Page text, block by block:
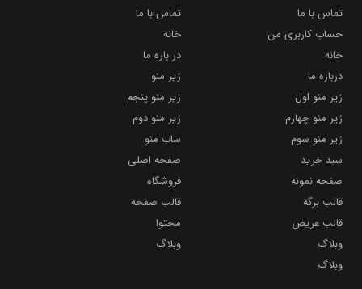
تماس با ما
تماس با ما
حساب کاربری من
خانه
خانه
در باره ما
درباره ما
زیر منو
زیر منو اول
زیر منو پنجم
زیر منو چهارم
زیر منو دوم
زیر منو سوم
ساب منو
سبد خرید
صفحه اصلی
صفحه نمونه
فروشگاه
قالب برگه
قالب صفحه
قالب عریض
محتوا
وبلاگ
وبلاگ
وبلاگ